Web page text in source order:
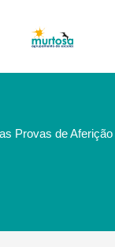
AE
Agrupamento
Murtosa
Provas de Aferição